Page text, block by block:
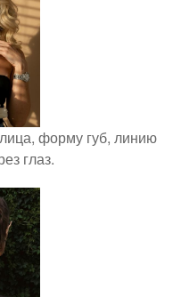
форму губ, линию
глаз.